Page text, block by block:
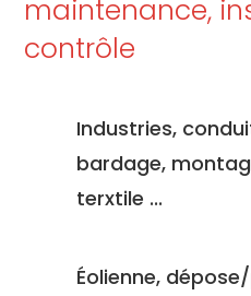
maintenance,
contrôle
Industries,
bardage,
terxtile ...
Éolienne,